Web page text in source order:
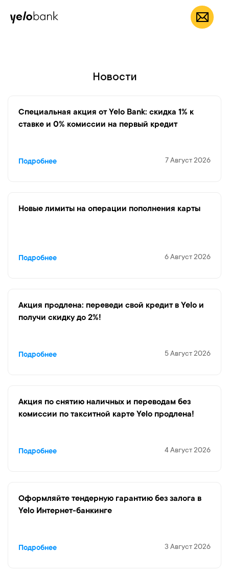
приложение Yelo
Частным лицам RU
Новости
Специальная акция от Yelo Bank: скидка 1% к
ставке и 0% комиссии на первый кредит
Подробнее 7 Август 2026
Новые лимиты на операции пополнения карты
Подробнее 6 Август 2026
Акция продлена: переведи свой кредит в Yelo и
получи скидку до 2%!
Подробнее 5 Август 2026
Акция по снятию наличных и переводам без
комиссии по такситной карте Yelo продлена!
Подробнее 4 Август 2026
Оформляйте тендерную гарантию без залога в
Yelo Интернет-банкинге
Подробнее 3 Август 2026